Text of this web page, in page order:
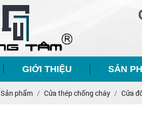
GIỚI THIỆU SẢN
Sản phẩm Cửa thép chống cháy Cửa